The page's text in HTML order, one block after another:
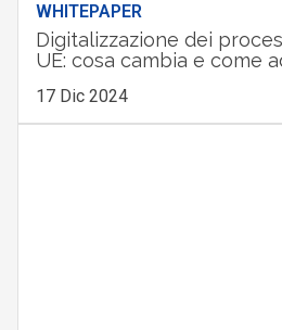
WHITEPAPER
Digitalizzazione dei
UE: cosa cambia e come
17 Dic 2024